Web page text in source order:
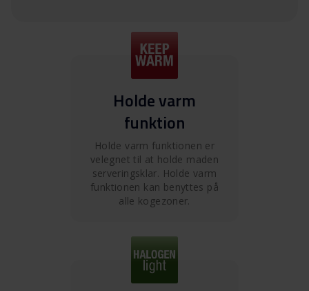
Holde varm
funktion
Holde varm funktionen er
velegnet til at holde maden
serveringsklar. Holde varm
funktionen kan benyttes på
alle kogezoner.